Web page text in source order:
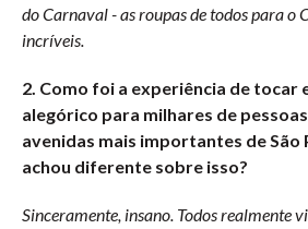
do Carnaval - as roupas de todos para o
incríveis.
2. Como foi a experiência de tocar
alegórico para milhares de
avenidas mais importantes de São
achou diferente sobre isso?
Sinceramente, insano. Todos realmente